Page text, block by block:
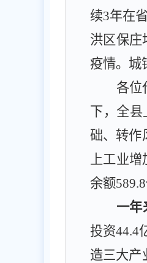
续3年在
洪区保庄
疫情。城
各位
下，全县
础、转作
上工业
余额589.8
一年
投资44.4
造三大产